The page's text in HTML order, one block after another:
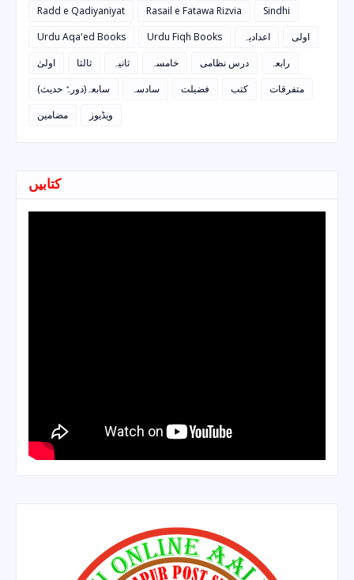
Radd e Qadiyaniyat
Rasail e Fatawa Rizvia
Sindhi
Urdu Aqa'ed Books
Urdu Fiqh Books اعدادیہ
اولی
اولیٰ
ثالثا ثانیہ خامسہ درس نظامی
رابعہ
سابعہ(دورہٌ حدیث)
سادسہ فضیلت کتب
متفرقات
مضامین
ویڈیوز
کتابیں